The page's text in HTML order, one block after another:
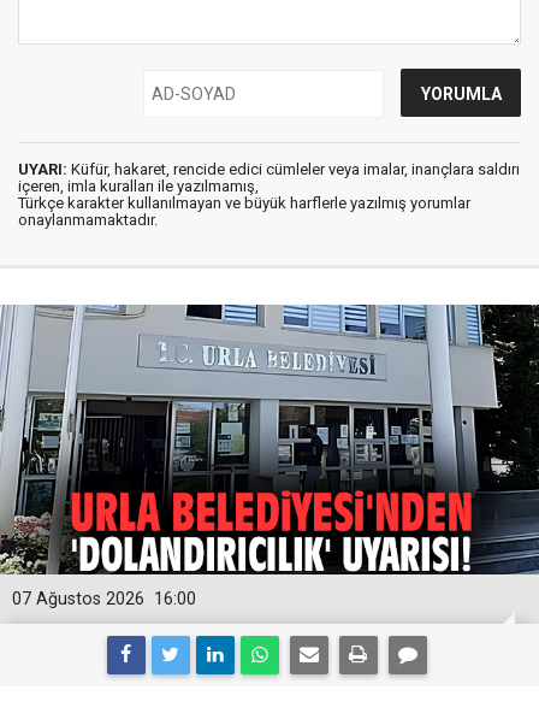
UYARI: Küfür, hakaret, rencide edici cümleler veya imalar, inançlara saldırı
içeren, imla kuralları ile yazılmamış,
Türkçe karakter kullanılmayan ve büyük harflerle yazılmış yorumlar
onaylanmamaktadır.
16:00
07 Ağustos 2026